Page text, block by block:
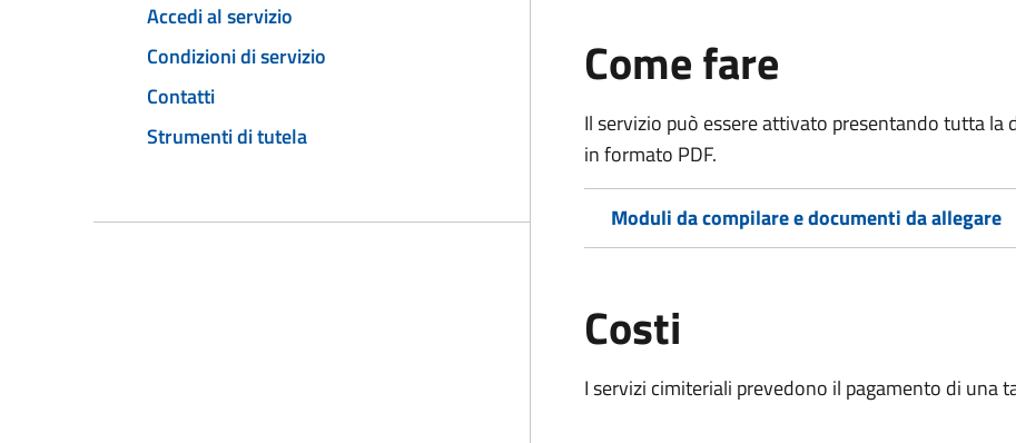
Accedi al servizio
Condizioni di servizio
Contatti
Strumenti di tutela
Come fare
Il servizio può essere attivato presentando tutta
in formato PDF.
Moduli da compilare e documenti da allegare
Costi
I servizi cimiteriali prevedono il pagamento di una